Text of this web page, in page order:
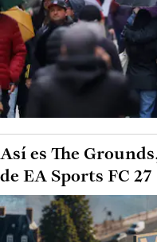
Así es The
de EA Sports FC 27